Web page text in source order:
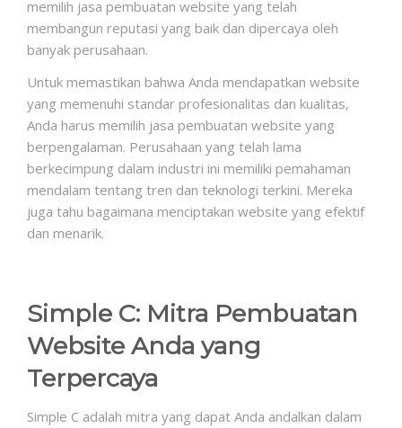
memilih jasa pembuatan website yang telah
membangun reputasi yang baik dan dipercaya oleh
banyak perusahaan.
Untuk memastikan bahwa Anda mendapatkan website
yang memenuhi standar profesionalitas dan kualitas,
Anda harus memilih jasa pembuatan website yang
berpengalaman. Perusahaan yang telah lama
berkecimpung dalam industri ini memiliki pemahaman
mendalam tentang tren dan teknologi terkini. Mereka
juga tahu bagaimana menciptakan website yang efektif
dan menarik.
Simple C: Mitra Pembuatan
Website Anda yang
Terpercaya
Simple C adalah mitra yang dapat Anda andalkan dalam